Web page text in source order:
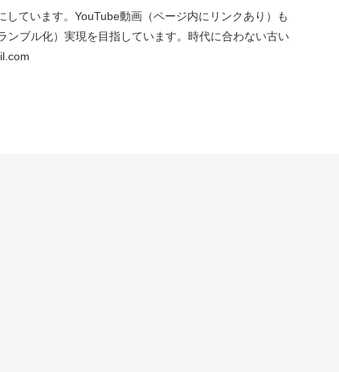
ています。YouTube動画（ページ内にリンクあり）も
ブル化）実現を目指しています。時代に合わない古い